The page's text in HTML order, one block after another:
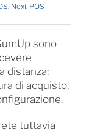
, Nexi, POS
sono
distanza:
di acquisto,
tuttavia